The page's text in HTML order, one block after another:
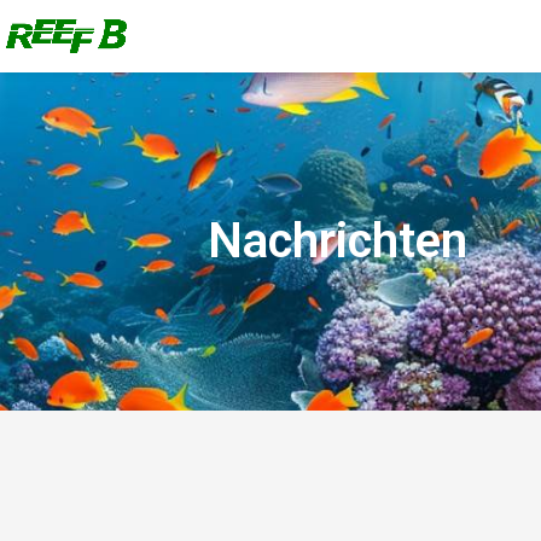
Nachrichten